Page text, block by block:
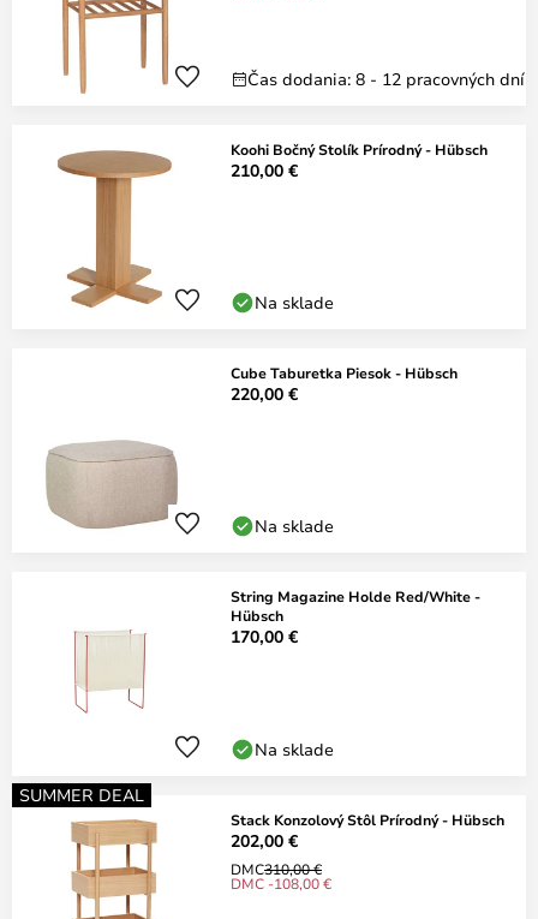
Čas dodania: 8 - 12 pracovných dní
Koohi Bočný Stolík Prírodný - Hübsch
210,00 €
Na sklade
Cube Taburetka Piesok - Hübsch
220,00 €
Na sklade
String Magazine Holde Red/White -
Hübsch
170,00 €
Na sklade
SUMMER DEAL
Stack Konzolový Stôl Prírodný - Hübsch
202,00 €
DMC310,00 €
DMC -108,00 €